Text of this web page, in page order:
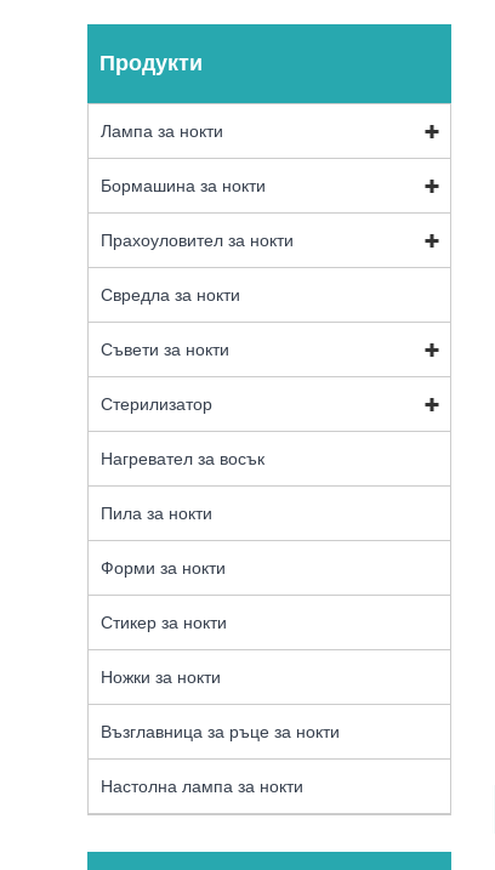
Продукти
Лампа за нокти
Бормашина за нокти
Прахоуловител за нокти
Свредла за нокти
Съвети за нокти
Стерилизатор
Нагревател за восък
Пила за нокти
Форми за нокти
Стикер за нокти
Ножки за нокти
Възглавница за ръце за нокти
Настолна лампа за нокти